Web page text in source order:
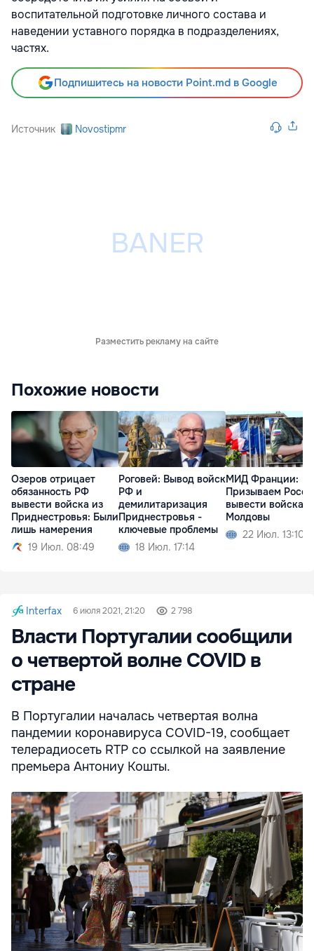
воспитательной подготовке личного состава и
наведении уставного порядка в подразделениях,
частях.
Подпишитесь на новости Point.md в Google
Источник Novostipmr
Разместить рекламу на сайте
Похожие новости
Озеров отрицает
обязанность РФ
вывести войска из
Приднестровья: Были
лишь намерения
19 Июл. 08:49
Роговей: Вывод войск
РФ и
демилитаризация
Приднестровья -
ключевые проблемы
18 Июл. 17:14
МИД Франции:
Призываем
вывести войска
Молдовы
22 Июл. 13:10
Interfax 6 июля 2021, 21:20 2 798
Власти Португалии сообщили
о четвертой волне COVID в
стране
В Португалии началась четвертая волна
пандемии коронавируса COVID-19, сообщает
телерадиосеть RTP со ссылкой на заявление
премьера Антониу Кошты.